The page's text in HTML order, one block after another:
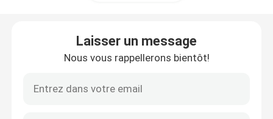
Laisser un message
Nous vous rappellerons bientôt!